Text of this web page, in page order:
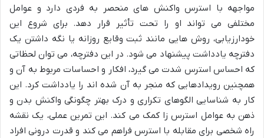
مواجهه با استرس واکنش های منحصر به فردی دارد و عوامل
مختلفی می تواند او را تحت تأثیر قرار دهد. برای شروع این
خودارزیابی، روش هایی مانند ثبت وقایع روزانه یا نگه داشتن یک
دفترچه یادداشت پیشنهاد می شود. در این دفترچه، می توان لحظاتی
که احساس استرس شدت می گیرد، افکار و احساسات مربوط به آن و
همچنین رویدادهایی که منجر به آن شده اند را یادداشت کرد. این
کار به شناسایی الگوهای تکراری و درک بهتر چگونگی واکنش بدن و
ذهن به عوامل استرس زا کمک می کند. این تمرین عملی، یک نقشه
راه شخصی برای مقابله با استرس فراهم می کند و قدرت درونی افراد